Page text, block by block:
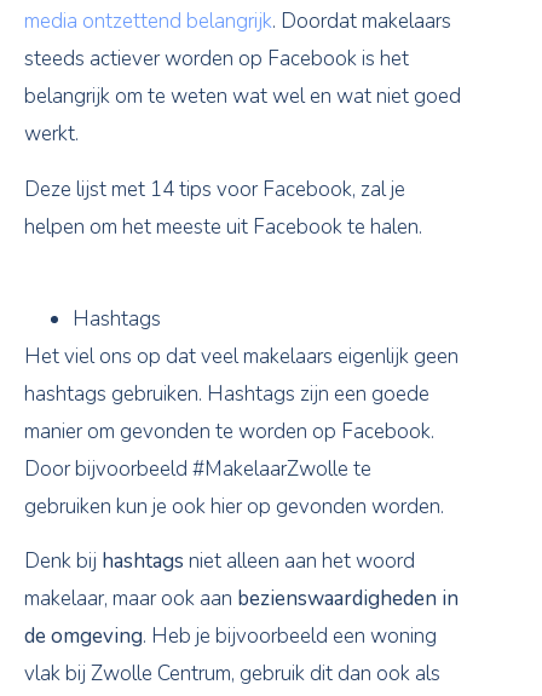
media ontzettend belangrijk. Doordat makelaars
steeds actiever worden op Facebook is het
belangrijk om te weten wat wel en wat niet goed
werkt.
Deze lijst met 14 tips voor Facebook, zal je
helpen om het meeste uit Facebook te halen.
Hashtags
Het viel ons op dat veel makelaars eigenlijk geen
hashtags gebruiken. Hashtags zijn een goede
manier om gevonden te worden op Facebook.
Door bijvoorbeeld #MakelaarZwolle te
gebruiken kun je ook hier op gevonden worden.
Denk bij hashtags niet alleen aan het woord
makelaar, maar ook aan bezienswaardigheden in
de omgeving. Heb je bijvoorbeeld een woning
vlak bij Zwolle Centrum, gebruik dit dan ook als